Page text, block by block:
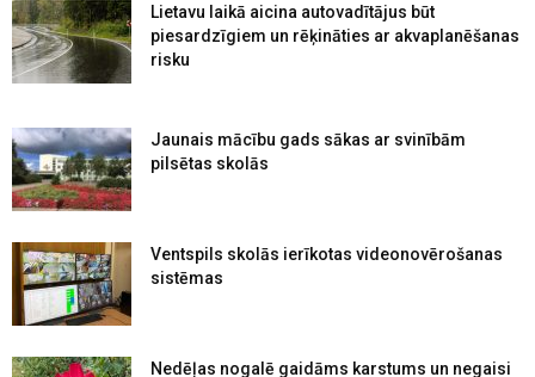
Lietavu laikā aicina autovadītājus būt
piesardzīgiem un rēķināties ar akvaplanēšanas
risku
Jaunais mācību gads sākas ar svinībām
pilsētas skolās
Ventspils skolās ierīkotas videonovērošanas
sistēmas
Nedēļas nogalē gaidāms karstums un negaisi